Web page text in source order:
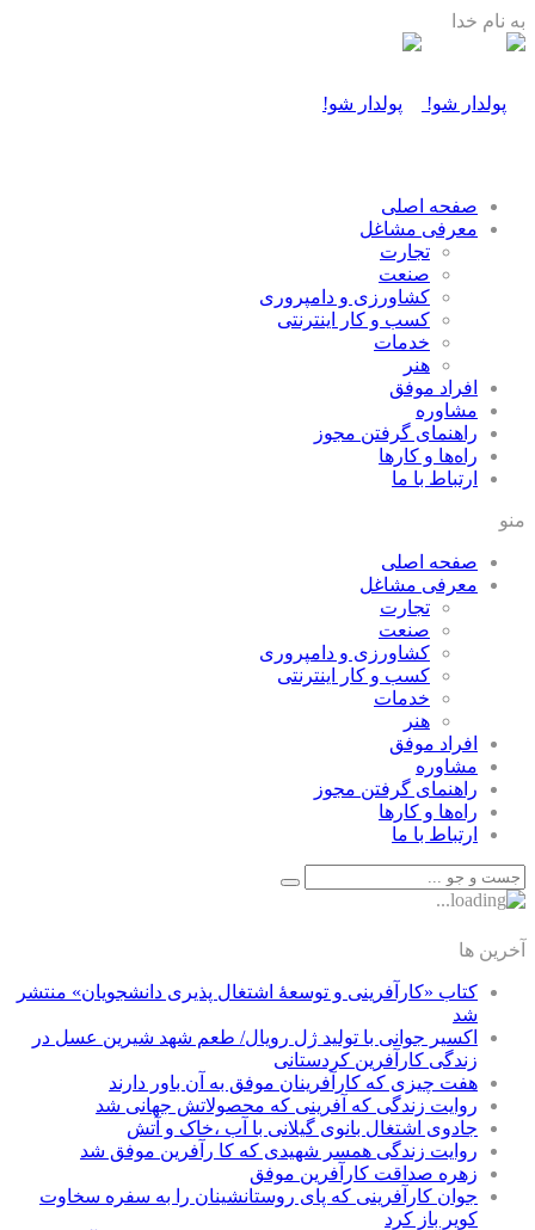
به نام خدا
صفحه اصلی
معرفی مشاغل
تجارت
صنعت
كشاورزی و دامپروری
كسب و كار اينترنتی
خدمات
هنر
افراد موفق
مشاوره
راهنمای گرفتن مجوز
راه‌ها و كارها
ارتباط با ما
منو
صفحه اصلی
معرفی مشاغل
تجارت
صنعت
كشاورزی و دامپروری
كسب و كار اينترنتی
خدمات
هنر
افراد موفق
مشاوره
راهنمای گرفتن مجوز
راه‌ها و كارها
ارتباط با ما
آخرین ها
کتاب «کارآفرینی و توسعۀ اشتغال پذیری دانشجویان» منتشر
شد
اکسیر جوانی با تولید ژل رویال/ طعم شهد شیرین عسل‌ در
زندگی کارآفرین کردستانی
هفت چیزی که کارآفرینان موفق به آن باور دارند
روایت زندگی که آفرینی که محصولاتش جهانی شد
جادوی اشتغال بانوی گیلانی با آب ،خاک و آتش
روایت زندگی همسر شهیدی که کا رآفرین موفق شد
زهره صداقت کارآفرین موفق
جوان کارآفرینی که پای روستانشینان را به سفره سخاوت
کویر باز کرد